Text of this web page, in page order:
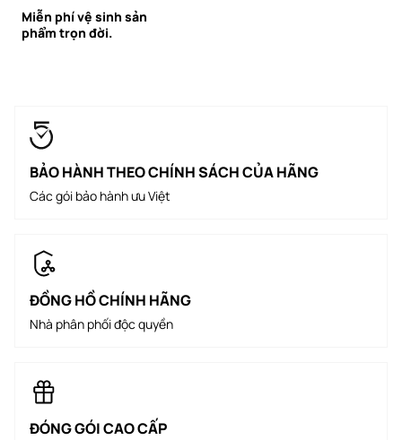
BẢO HÀNH THEO CHÍNH SÁCH CỦA HÃNG
Các gói bảo hành ưu Việt
ĐỒNG HỒ CHÍNH HÃNG
Nhà phân phối độc quyền
ĐÓNG GÓI CAO CẤP
Miễn phí vệ sinh sản
phẩm trọn đời.